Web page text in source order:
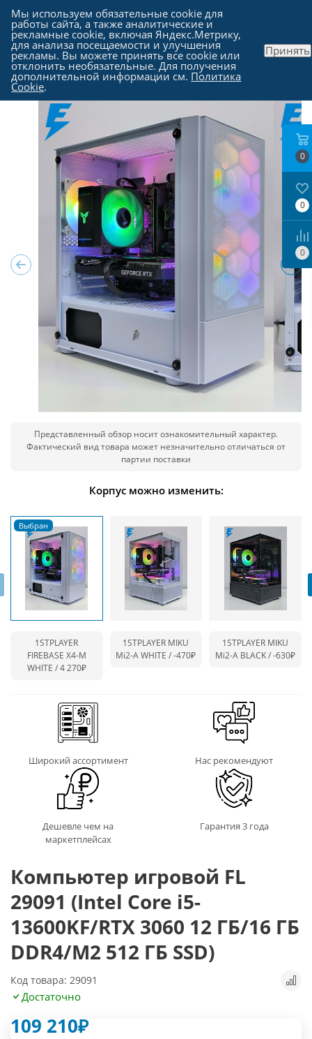
Каталог - Компьютеры в Москве
Представленный обзор носит ознакомительный характер.
Фактический вид товара может незначительно отличаться от
партии поставки
Корпус можно изменить:
1STPLAYER
FIREBASE X4-M
WHITE / 4 270₽
1STPLAYER MIKU
Mi2-A WHITE /-470₽
1STPLAYER MIKU
Mi2-A BLACK /-630₽
Широкий ассортимент Нас рекомендуют
Дешевле чем на
маркетплейсах
Гарантия 3 года
Компьютер игровой FL
29091 (Intel Core i5-
13600KF/RTX 3060 12 ГБ/16 ГБ
DDR4/M2 512 ГБ SSD)
Код товара: 29091
Достаточно
109 210₽
0
0
0
Мы используем обязательные cookie для
работы сайта, а также аналитические и
рекламные cookie, включая Яндекс.Метрику,
для анализа посещаемости и улучшения
рекламы. Вы можете принять все cookie или
отклонить необязательные. Для получения
дополнительной информации см. Политика
Cookie.
Принять